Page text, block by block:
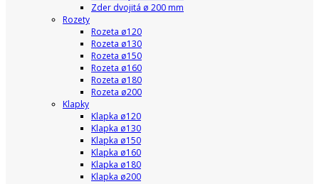
Zder dvojitá ø 200 mm
Rozety
Rozeta ø120
Rozeta ø130
Rozeta ø150
Rozeta ø160
Rozeta ø180
Rozeta ø200
Klapky
Klapka ø120
Klapka ø130
Klapka ø150
Klapka ø160
Klapka ø180
Klapka ø200